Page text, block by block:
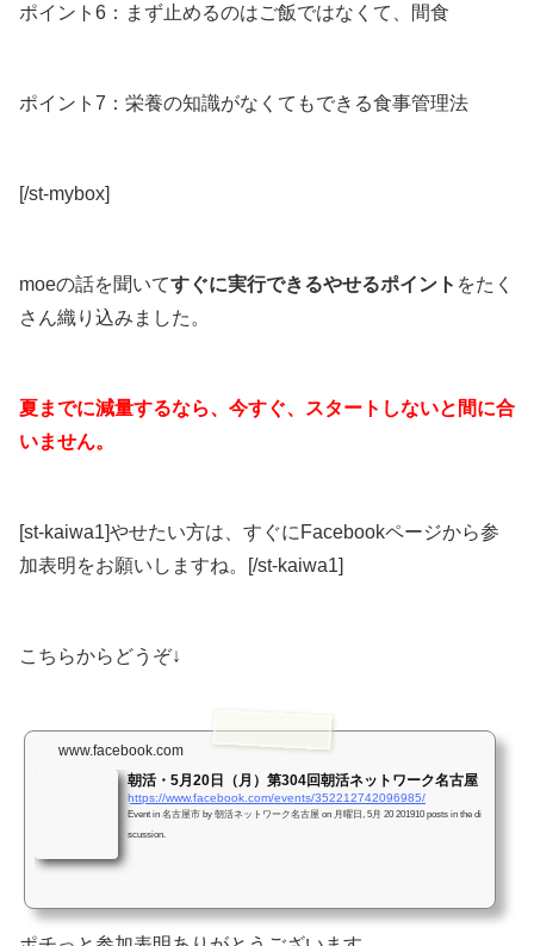
ポイント6：まず止めるのはご飯ではなくて、間食
ポイント7：栄養の知識がなくてもできる食事管理法
[/st-mybox]
moeの話を聞いてすぐに実行できるやせるポイント をたく
さん織り込みました。
夏までに減量するなら、今すぐ、スタートしないと間に合
いません。
[st-kaiwa1]やせたい方は、すぐにFacebookページから参
加表明をお願いしますね。[/st-kaiwa1]
こちらからどうぞ↓
www.facebook.com
朝活・5月20日（月）第304回朝活ネットワーク名古屋
https://www.facebook.com/events/352212742096985/
Event in 名古屋市 by 朝活ネットワーク名古屋 on 月曜日, 5月 20 201910 posts in the di
scussion.